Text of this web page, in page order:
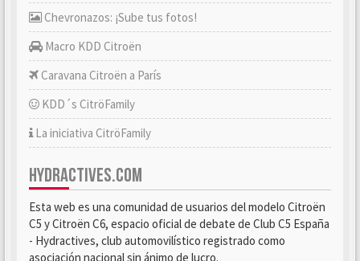
Chevronazos: ¡Sube tus fotos!
Macro KDD Citroën
Caravana Citroën a París
KDD´s CitröFamily
La iniciativa CitröFamily
HYDRACTIVES.COM
Esta web es una comunidad de usuarios del modelo Citroën
C5 y Citroën C6, espacio oficial de debate de Club C5 España
- Hydractives, club automovilístico registrado como
asociación nacional sin ánimo de lucro.